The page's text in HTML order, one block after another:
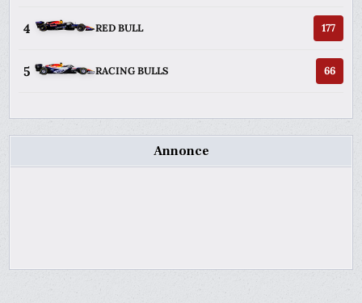
4 RED BULL 177
5 RACING BULLS 66
Annonce